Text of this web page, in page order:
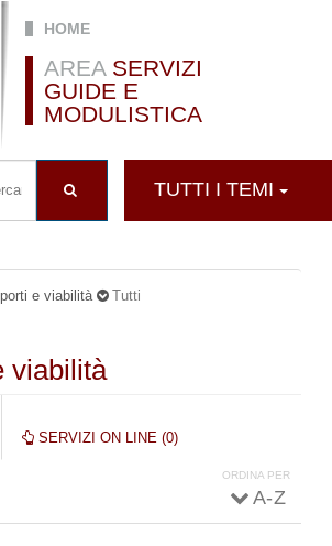
HOME
AREASERVIZI
GUIDE E
MODULISTICA
TUTTI I TEMI
e viabilità Tutti
viabilità
SERVIZI ON LINE (0)
ORDINA PER
A - Z